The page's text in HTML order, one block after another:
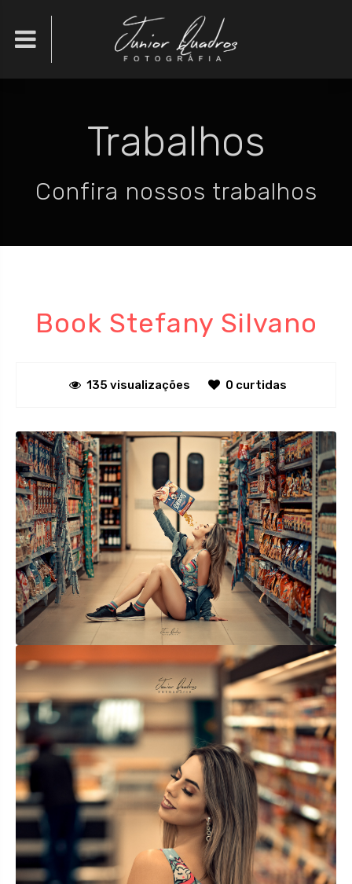

Trabalhos
Confira nossos trabalhos
Book Stefany Silvano
135 visualizações 0 curtidas